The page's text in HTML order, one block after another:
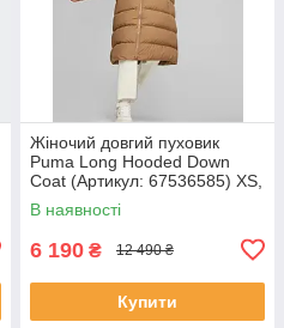
Жіночий довгий пуховик
Puma Long Hooded Down
Coat (Артикул: 67536585) XS,
M, L, XL
В наявності
6 190 ₴ 12 490 ₴
Купити